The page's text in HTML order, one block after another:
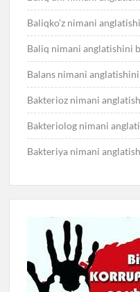
Baliqko’z nimani
Baliq nimani anglatishini
Balans nimani
Bakterioz nimani
Bakteriolog nimani
Bakteriya nimani